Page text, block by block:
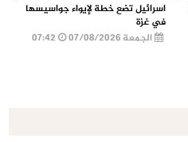
اسرائيل تضع خطة لإيواء جواسيسها
في غزة
الجمعة 07/08/2026